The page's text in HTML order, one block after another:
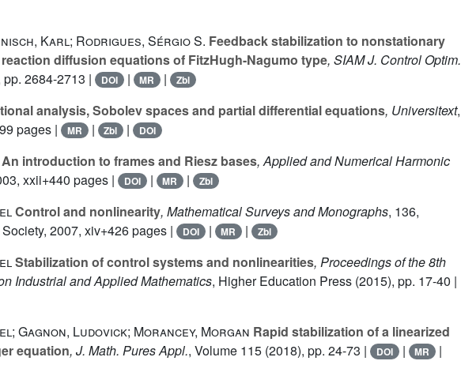
Karl; Rodrigues, Sérgio S. Feedback stabilization to nonstationary
diffusion equations of FitzHugh-Nagumo type, SIAM J. Control Optim.
2684-2713 | DOI | MR | Zbl
analysis, Sobolev spaces and partial differential equations, Universitext,
pages | MR | Zbl | DOI
An introduction to frames and Riesz bases, Applied and Numerical Harmonic
xxii+440 pages | DOI | MR | Zbl
Control and nonlinearity, Mathematical Surveys and Monographs, 136,
2007, xiv+426 pages |
DOI | MR | Zbl
Stabilization of control systems and nonlinearities, Proceedings of the 8th
Industrial and Applied Mathematics, Higher Education Press (2015), pp. 17-40 |
Gagnon, Ludovick; Morancey, Morgan Rapid stabilization of a linearized
equation, J. Math. Pures Appl., Volume 115 (2018), pp. 24-73 | DOI | MR |